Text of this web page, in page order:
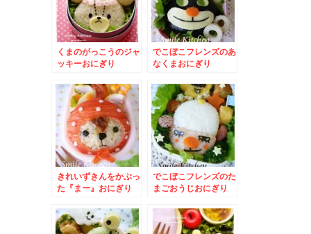
くまのがっこうのジャ
ッキーおにぎり
でこぼこフレンズのあ
なくまおにぎり
きれいずきんをかぶっ
た『まー』おにぎり
でこぼこフレンズのた
まごおうじおにぎり